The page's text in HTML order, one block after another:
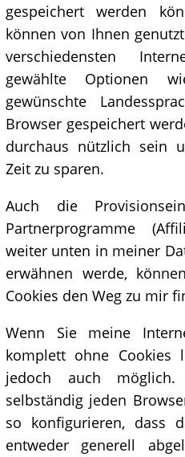
gespeichert werden
können von Ihnen
verschiedensten
gewählte Optionen
gewünschte
Browser gespeichert
durchaus nützlich sein
Zeit zu sparen.
Auch die
Partnerprogramme
weiter unten in meiner
erwähnen werde,
Cookies den Weg zu mir
Wenn Sie meine
komplett ohne Cookies
jedoch auch
selbständig jeden
so konfigurieren, dass
entweder generell